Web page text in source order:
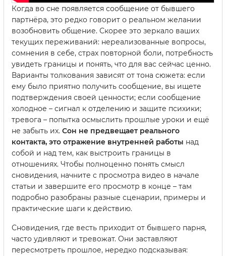
Когда во сне появляется сообщение от бывшего
партнёра, это редко говорит о реальном желании
возобновить общение. Скорее это зеркало ваших
текущих переживаний: нереализованные вопросы,
сомнения в себе, страх повторной боли, потребность
увидеть границы и понять, что для вас сейчас ценно.
Варианты толкования зависят от тона сюжета: если
ему было приятно получить сообщение, вы ищете
подтверждения своей ценности; если сообщение
холодное – сигнал к отделению и защите психики;
тревога – попытка осмыслить прошлые уроки и ещё
не забыть их. Сон не предвещает реального
контакта, это отражение внутренней работы над
собой и над тем, как выстроить границы в
отношениях. Чтобы полноценно понять смысл
сновидения, начните с просмотра видео в начале
статьи и завершите его просмотр в конце – там
подробно разобраны разные сценарии, примеры и
практические шаги к действию.
Сновидения, где весть приходит от бывшего парня,
часто удивляют и тревожат. Они заставляют
пересмотреть прошлое, нередко подсказывая: